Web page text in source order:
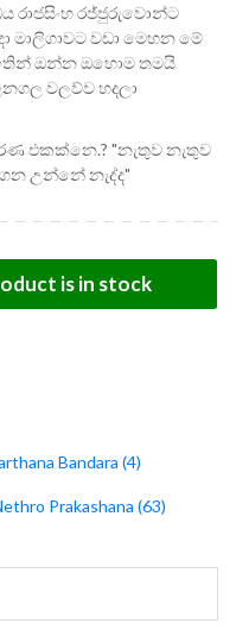
රාජසිංහ රජ්ජුරුවොන්ට
මාලිගාවට වඩා මෙහන මේ
ඔන්න ඔහොම තමයි
වලව්ව හදලා
එකක්නෙ.? "නැතුව නැතුව
උන්නේ නැද්ද"
is in stock
Bandara (4)
Prakashana (63)